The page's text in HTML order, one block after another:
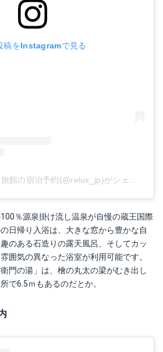
稿をInstagramで見る
％源泉掛け流し温泉が自慢の蔵王国際
日帰り入浴は、大きな窓から豊かな自
のある石造りの露天風呂、そしてカッ
囲気の異なった浴室が利用可能です。
門の湯」は、檜の丸太の梁がむき出し
で6.5ｍもあるのだとか。